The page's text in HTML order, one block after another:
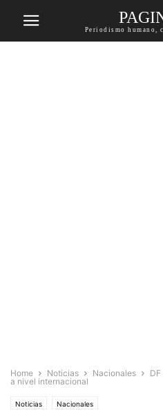
Periodismo humano,
Home Noticias Nacionales
a nivel internacional
Noticias Nacionales